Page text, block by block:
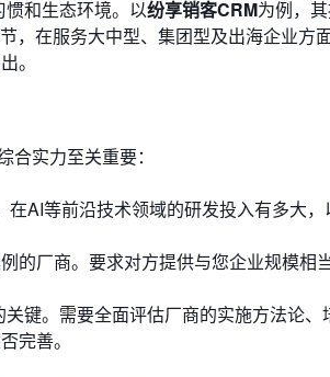
和生态环境。以纷享销客CRM为例，
，在服务大中型、集团型及出海企业方
。
实力至关重要：
AI等前沿技术领域的研发投入有多大
的厂商。要求对方提供与您企业规模相
键。需要全面评估厂商的实施方法论
完善。